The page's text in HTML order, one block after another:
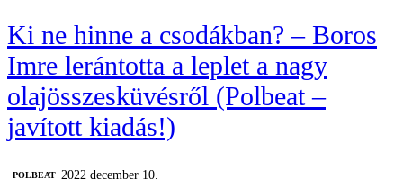
Ki ne hinne a csodákban? – Boros
Imre lerántotta a leplet a nagy
olajösszesküvésről (Polbeat –
javított kiadás!)
‎POLBEAT
2022 december 10.